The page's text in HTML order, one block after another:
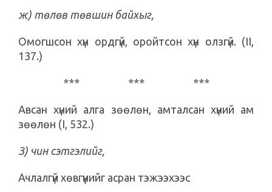
ж) төлөв төвшин байхыг,
Омогшсон хүн ордгүй, оройтсон хүн олзгүй. (II,
137.)
*** *** ***
Авсан хүний алга зөөлөн, амталсан хүний ам
зөөлөн (I, 532.)
З) чин сэтгэлийг,
Ачлалгүй хөвгүүнийг асран тэжээхээс